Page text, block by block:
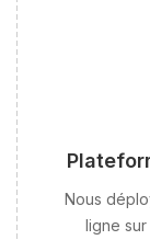
Nous
ligne